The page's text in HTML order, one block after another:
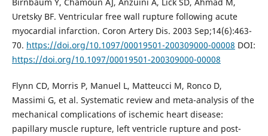
Birnbaum Y, Chamoun AJ, Anzuini A, Lick SD, Ahmad M,
Uretsky BF. Ventricular free wall rupture following acute
myocardial infarction. Coron Artery Dis. 2003 Sep;14(6):463-
70. https://doi.org/10.1097/00019501-200309000-00008 DOI:
https://doi.org/10.1097/00019501-200309000-00008
Flynn CD, Morris P, Manuel L, Matteucci M, Ronco D,
Massimi G, et al. Systematic review and meta-analysis of the
mechanical complications of ischemic heart disease:
papillary muscle rupture, left ventricle rupture and post-